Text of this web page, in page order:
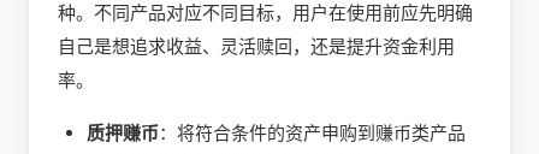
种。不同产品对应不同目标，用户在使用前应先明确
自己是想追求收益、灵活赎回，还是提升资金利用
率。
质押赚币：将符合条件的资产申购到赚币类产品